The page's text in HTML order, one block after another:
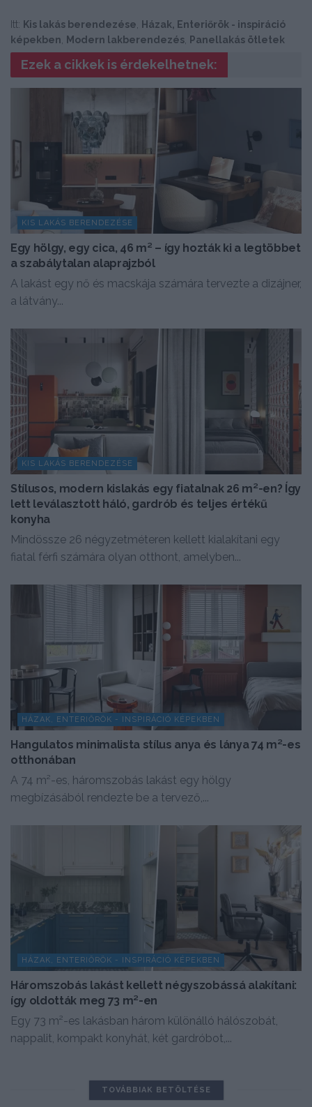
Itt: Kis lakás berendezése
Házak, Enteriőrök - inspiráció
képekben
Modern lakberendezés Panellakás ötletek
Ezek a cikkek is érdekelhetnek:
KIS LAKÁS BERENDEZÉSE
Egy hölgy, egy cica, 46 m² – így hozták ki a legtöbbet
a szabálytalan alaprajzból
A lakást egy nő és macskája számára tervezte a dizájner,
a látvány...
KIS LAKÁS BERENDEZÉSE
Stílusos, modern kislakás egy fiatalnak 26 m²-en? Így
lett leválasztott háló, gardrób és teljes értékű
konyha
Mindössze 26 négyzetméteren kellett kialakítani egy
fiatal férfi számára olyan otthont, amelyben...
HÁZAK, ENTERIŐRÖK - INSPIRÁCIÓ KÉPEKBEN
Hangulatos minimalista stílus anya és lánya 74 m²-es
otthonában
A 74 m²-es, háromszobás lakást egy hölgy
megbízásából rendezte be a tervező,...
HÁZAK, ENTERIŐRÖK - INSPIRÁCIÓ KÉPEKBEN
Háromszobás lakást kellett négyszobássá alakítani:
így oldották meg 73 m²-en
Egy 73 m²-es lakásban három különálló hálószobát,
nappalit, kompakt konyhát, két gardróbot,...
TOVÁBBIAK BETÖLTÉSE